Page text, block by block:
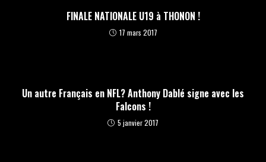
FINALE NATIONALE U19 à THONON !
17 mars 2017
Un autre Français en NFL? Anthony Dablé signe avec les
Falcons !
5 janvier 2017